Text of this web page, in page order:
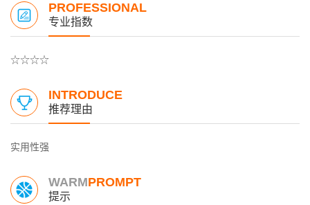
PROFESSIONAL
专业指数
☆☆☆☆
INTRODUCE
推荐理由
实用性强
WARMPROMPT
提示